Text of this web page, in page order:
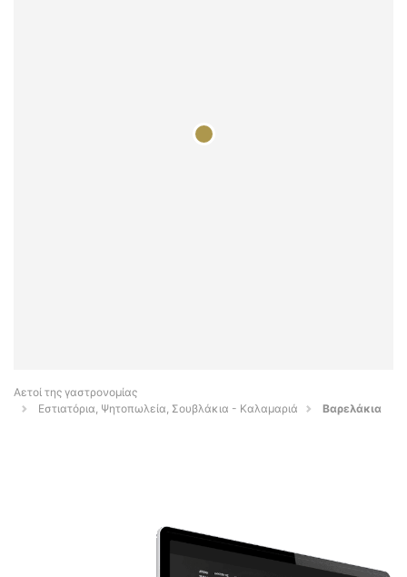
Αετοί της γαστρονομίας
Εστιατόρια, Ψητοπωλεία, Σουβλάκια - Καλαμαριά
Βαρελάκια